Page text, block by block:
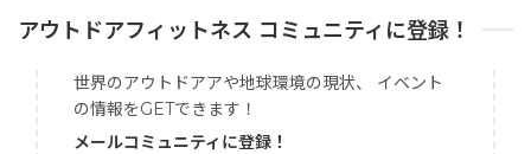
アウトドアフィットネス コミュニティに登録！
世界のアウトドアアや地球環境の現状、 イベント
の情報をGETできます！
メールコミュニティに登録！